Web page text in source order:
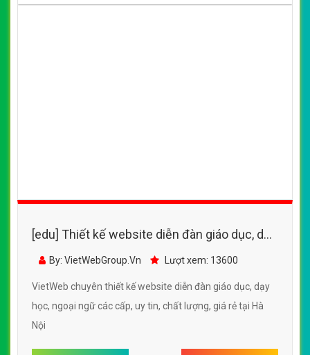
[edu] Thiết kế website diễn đàn giáo dục, dạy
học, ngoại ngữ
By: VietWebGroup.Vn Lượt xem: 13600
VietWeb chuyên thiết kế website diễn đàn giáo dục, dạy
học, ngoại ngữ các cấp, uy tin, chất lượng, giá rẻ tại Hà
Nội